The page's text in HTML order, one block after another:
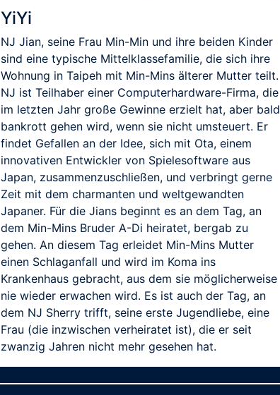
YiYi
NJ Jian, seine Frau Min-Min und ihre beiden Kinder
sind eine typische Mittelklassefamilie, die sich ihre
Wohnung in Taipeh mit Min-Mins älterer Mutter teilt.
NJ ist Teilhaber einer Computerhardware-Firma, die
im letzten Jahr große Gewinne erzielt hat, aber bald
bankrott gehen wird, wenn sie nicht umsteuert. Er
findet Gefallen an der Idee, sich mit Ota, einem
innovativen Entwickler von Spielesoftware aus
Japan, zusammenzuschließen, und verbringt gerne
Zeit mit dem charmanten und weltgewandten
Japaner. Für die Jians beginnt es an dem Tag, an
dem Min-Mins Bruder A-Di heiratet, bergab zu
gehen. An diesem Tag erleidet Min-Mins Mutter
einen Schlaganfall und wird im Koma ins
Krankenhaus gebracht, aus dem sie möglicherweise
nie wieder erwachen wird. Es ist auch der Tag, an
dem NJ Sherry trifft, seine erste Jugendliebe, eine
Frau (die inzwischen verheiratet ist), die er seit
zwanzig Jahren nicht mehr gesehen hat.